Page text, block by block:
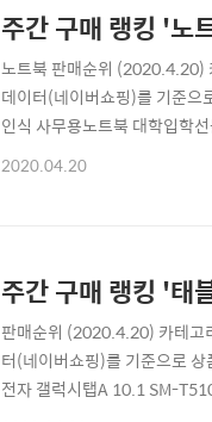
주간 구매 랭킹 '
노트북 판매순위 (2020.4.20)
데이터(네이버쇼핑)를 기준으
인식 사무용노트북 대학입학
CPU 고성능 대학생 인강 재
2020.04.20
주간 구매 랭킹 '
판매순위 (2020.4.20) 카테고
터(네이버쇼핑)를 기준으로
전자 갤럭시탭A 10.1 SM-